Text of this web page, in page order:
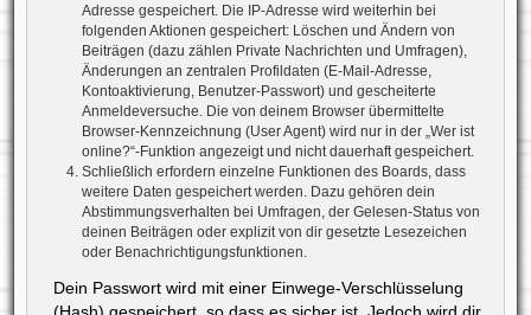
Adresse gespeichert. Die IP-Adresse wird weiterhin bei
folgenden Aktionen gespeichert: Löschen und Ändern von
Beiträgen (dazu zählen Private Nachrichten und Umfragen),
Änderungen an zentralen Profildaten (E-Mail-Adresse,
Kontoaktivierung, Benutzer-Passwort) und gescheiterte
Anmeldeversuche. Die von deinem Browser übermittelte
Browser-Kennzeichnung (User Agent) wird nur in der „Wer ist
online?“-Funktion angezeigt und nicht dauerhaft gespeichert.
Schließlich erfordern einzelne Funktionen des Boards, dass
weitere Daten gespeichert werden. Dazu gehören dein
Abstimmungsverhalten bei Umfragen, der Gelesen-Status von
deinen Beiträgen oder explizit von dir gesetzte Lesezeichen
oder Benachrichtigungsfunktionen.
Dein Passwort wird mit einer Einwege-Verschlüsselung
(Hash) gespeichert, so dass es sicher ist. Jedoch wird dir